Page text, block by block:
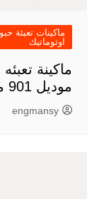
ماكينات تعبئة
اوتوماتيك
ماكينة
موديل 901 ماركة المهندس منسى
engmansy